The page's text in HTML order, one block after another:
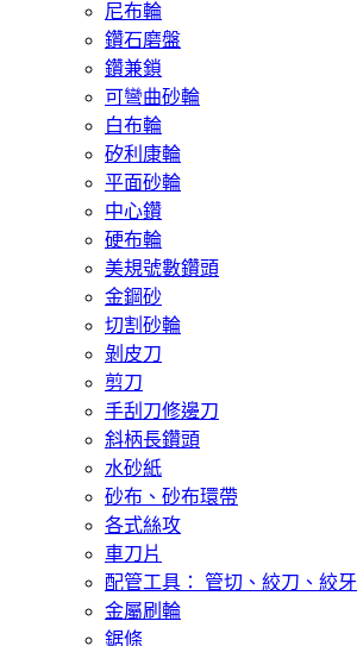
尼布輪
鑽石磨盤
鑽兼鎖
可彎曲砂輪
白布輪
矽利康輪
平面砂輪
中心鑽
硬布輪
美規號數鑽頭
金鋼砂
切割砂輪
剝皮刀
剪刀
手刮刀修邊刀
斜柄長鑽頭
水砂紙
砂布、砂布環帶
各式絲攻
車刀片
配管工具： 管切、絞刀、絞牙
金屬刷輪
鋸條